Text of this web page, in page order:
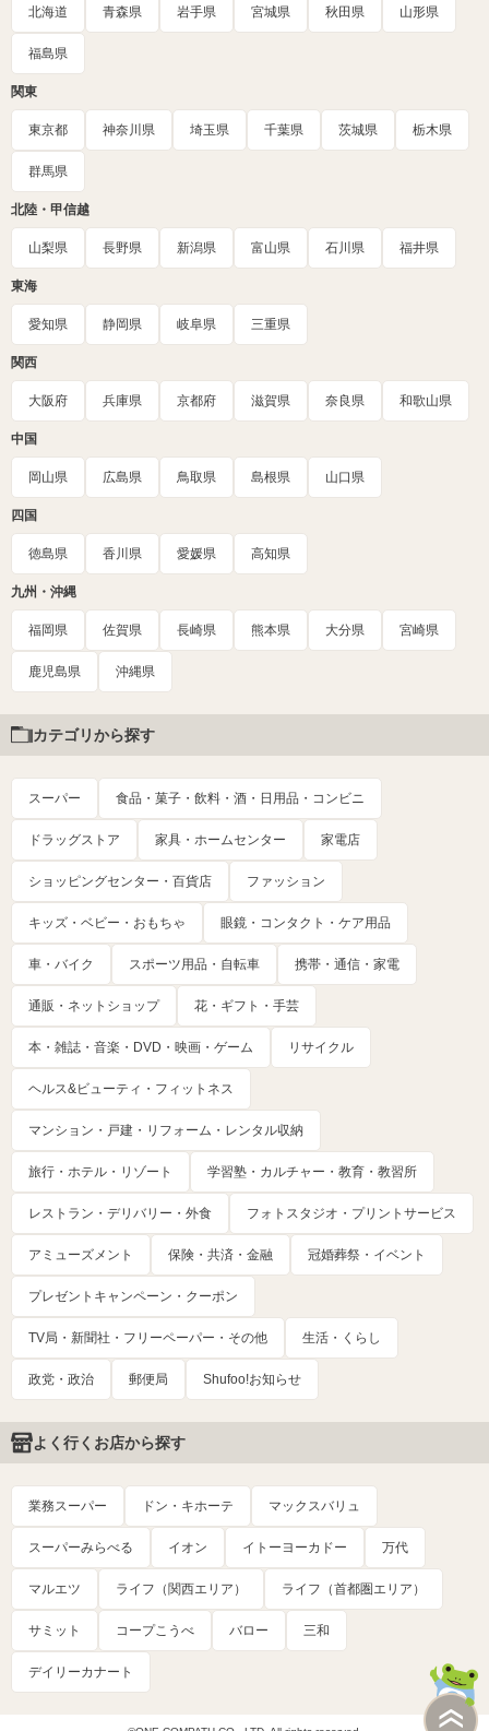
北海道 青森県 岩手県 宮城県 秋田県 山形県
福島県
関東
東京都 神奈川県 埼玉県 千葉県 茨城県 栃木県
群馬県
北陸・甲信越
山梨県 長野県 新潟県 富山県 石川県 福井県
東海
愛知県 静岡県 岐阜県 三重県
関西
大阪府 兵庫県 京都府 滋賀県 奈良県 和歌山県
中国
岡山県 広島県 鳥取県 島根県 山口県
四国
徳島県 香川県 愛媛県 高知県
九州・沖縄
福岡県 佐賀県 長崎県 熊本県 大分県 宮崎県
鹿児島県 沖縄県
カテゴリから探す
スーパー 食品・菓子・飲料・酒・日用品・コンビニ
ドラッグストア 家具・ホームセンター 家電店
ショッピングセンター・百貨店 ファッション
キッズ・ベビー・おもちゃ 眼鏡・コンタクト・ケア用品
車・バイク スポーツ用品・自転車 携帯・通信・家電
通販・ネットショップ 花・ギフト・手芸
本・雑誌・音楽・DVD・映画・ゲーム リサイクル
ヘルス&ビューティ・フィットネス
マンション・戸建・リフォーム・レンタル収納
旅行・ホテル・リゾート 学習塾・カルチャー・教育・教習所
レストラン・デリバリー・外食 フォトスタジオ・プリントサービス
アミューズメント 保険・共済・金融 冠婚葬祭・イベント
プレゼントキャンペーン・クーポン
TV局・新聞社・フリーペーパー・その他 生活・くらし
政党・政治 郵便局 Shufoo!お知らせ
よく行くお店から探す
業務スーパー ドン・キホーテ マックスバリュ
スーパーみらべる イオン イトーヨーカドー 万代
マルエツ ライフ（関西エリア） ライフ（首都圏エリア）
サミット コープこうべ バロー 三和
デイリーカナート